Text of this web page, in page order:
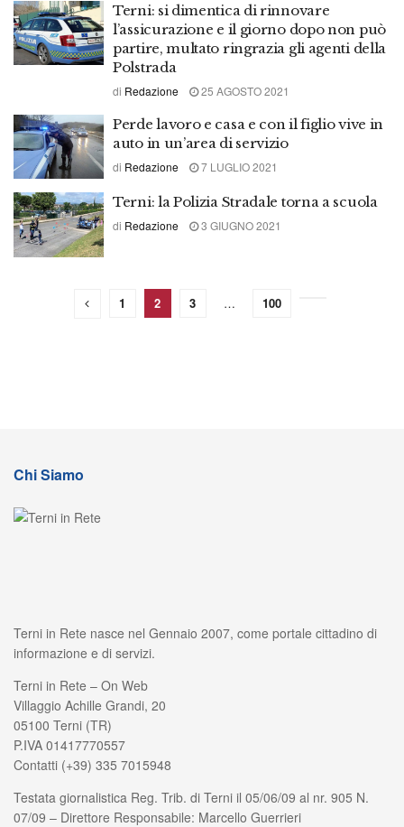
Terni: si dimentica di rinnovare
l’assicurazione e il giorno dopo non può
partire, multato ringrazia gli agenti della
Polstrada
di Redazione 25 AGOSTO 2021
Perde lavoro e casa e con il figlio vive in
auto in un’area di servizio
di Redazione 7 LUGLIO 2021
Terni: la Polizia Stradale torna a scuola
di Redazione 3 GIUGNO 2021
1 2 3 … 100
Chi Siamo
Terni in Rete nasce nel Gennaio 2007, come portale cittadino di
informazione e di servizi.
Terni in Rete – On Web
Villaggio Achille Grandi, 20
05100 Terni (TR)
P.IVA 01417770557
Contatti (+39) 335 7015948
Testata giornalistica Reg. Trib. di Terni il 05/06/09 al nr. 905 N.
07/09 – Direttore Responsabile: Marcello Guerrieri